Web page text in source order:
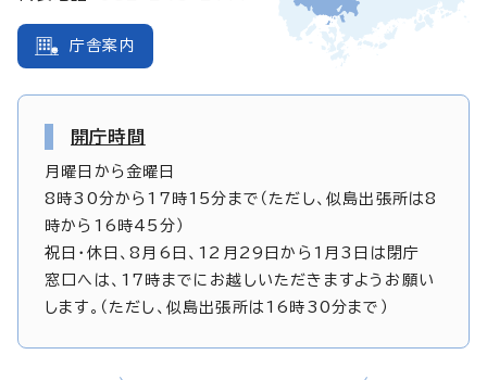
庁舎案内
開庁時間
月曜日から金曜日
8時30分から17時15分まで（ただし、似島出張所は8
時から16時45分）
祝日・休日、8月6日、12月29日から1月3日は閉庁
窓口へは、17時までにお越しいただきますようお願い
します。（ただし、似島出張所は16時30分まで）